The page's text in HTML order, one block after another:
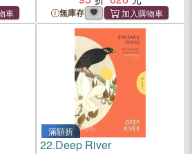
無庫存
滿額折
22.Deep River